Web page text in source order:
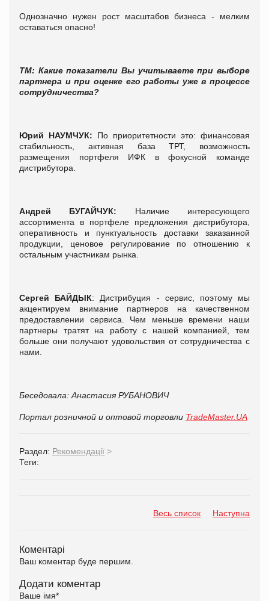
Однозначно нужен рост масштабов бизнеса - мелким
оставаться опасно!
ТМ: Какие показатели Вы учитываете при выборе
партнера и при оценке его работы уже в процессе
сотрудничества?
Юрий НАУМЧУК: По приоритетности это: финансовая
стабильность, активная база ТРТ, возможность
размещения портфеля ИФК в фокусной команде
дистрибутора.
Андрей БУГАЙЧУК: Наличие интересующего
ассортимента в портфеле предложения дистрибутора,
оперативность и пунктуальность доставки заказанной
продукции, ценовое регулирование по отношению к
остальным участникам рынка.
Сергей БАЙДЫК: Дистрибуция - сервис, поэтому мы
акцентируем внимание партнеров на качественном
предоставлении сервиса. Чем меньше времени наши
партнеры тратят на работу с нашей компанией, тем
больше они получают удовольствия от сотрудничества с
нами.
Беседовала: Анастасия РУБАНОВИЧ
Портал розничной и оптовой торговли TradeMaster.UA
Раздел: Рекомендації >
Теги:
Весь список Наступна
Коментарі
Ваш коментар буде першим.
Додати коментар
Ваше імя*